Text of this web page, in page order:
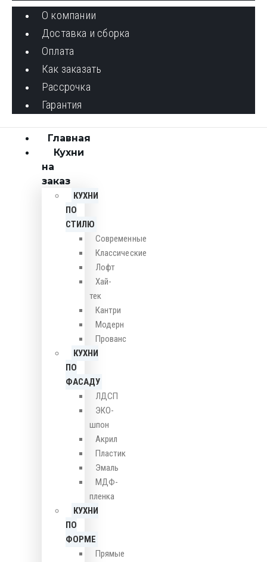
О компании
Доставка и сборка
Оплата
Как заказать
Рассрочка
Гарантия
Главная
Кухни
на
заказ
КУХНИ
ПО
СТИЛЮ
Cовременные
Классические
Лофт
Хай-
тек
Кантри
Модерн
Прованс
КУХНИ
ПО
ФАСАДУ
ЛДСП
ЭКО-
шпон
Акрил
Пластик
Эмаль
МДФ-
пленка
КУХНИ
ПО
ФОРМЕ
Прямые